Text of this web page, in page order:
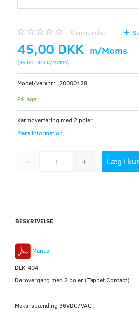
0 anmeldelser
45,00 DKK m/Moms
(36,00 DKK u/Moms)
Model/varenr.: 20000128
På lager
Karmoverføring med 2 poler
Mere information
Læg i
BESKRIVELSE
Manual
DLK-404
Dørovergang med 2 poler (Tappet Contact)
Maks. spænding 36VDC/VAC